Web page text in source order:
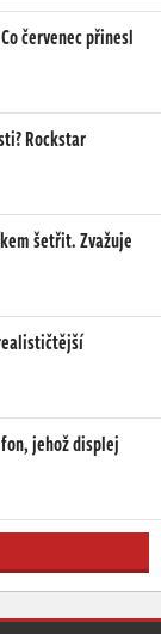
červenec přinesl
Rockstar
šetřit. Zvažuje
jehož displej